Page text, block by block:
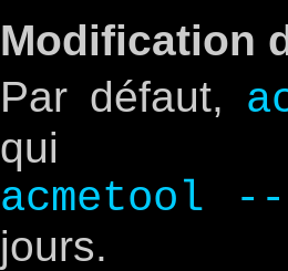
Modification
Par défaut,
acmetool
jours.